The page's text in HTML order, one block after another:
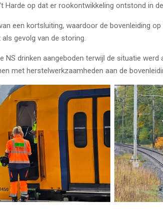
Harde op dat er rookontwikkeling ontstond in
een kortsluiting, waardoor de bovenleiding
gevolg van de storing.
NS drinken aangeboden terwijl de situatie
met herstelwerkzaamheden aan de